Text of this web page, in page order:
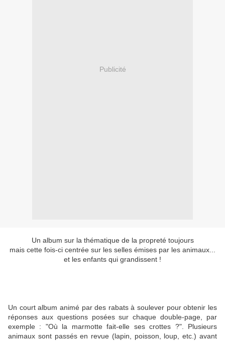
Publicité
Un album sur la thématique de la propreté toujours
mais cette fois-ci centrée sur les selles émises par les animaux...
et les enfants qui grandissent !
Un court album animé par des rabats à soulever pour obtenir les
réponses aux questions posées sur chaque double-page, par
exemple : "Où la marmotte fait-elle ses crottes ?". Plusieurs
animaux sont passés en revue (lapin, poisson, loup, etc.) avant